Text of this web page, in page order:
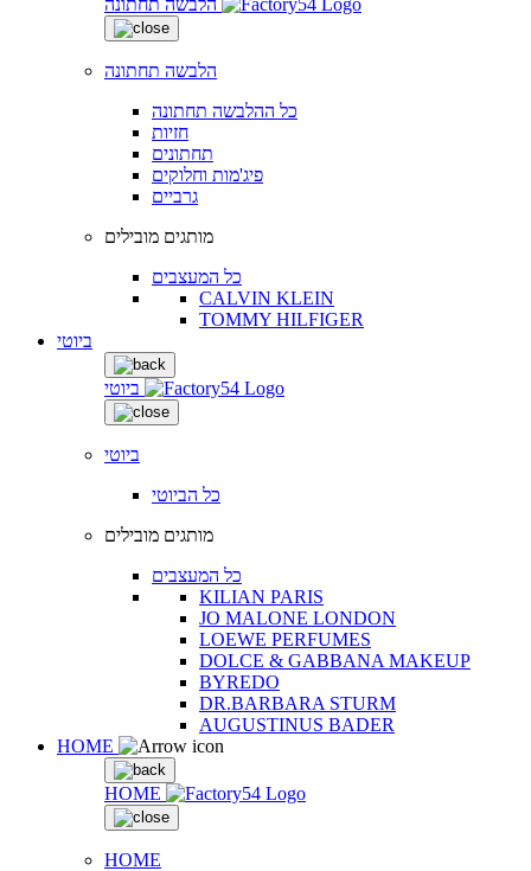
הלבשה תחתונה
כל ההלבשה תחתונה
חזיות
תחתונים
פיג'מות וחלוקים
גרביים
מותגים מובילים
כל המעצבים
CALVIN KLEIN
TOMMY HILFIGER
ביוטי
ביוטי
ביוטי
כל הביוטי
מותגים מובילים
כל המעצבים
KILIAN PARIS
JO MALONE LONDON
LOEWE PERFUMES
DOLCE & GABBANA MAKEUP
BYREDO
DR.BARBARA STURM
AUGUSTINUS BADER
HOME
HOME
HOME